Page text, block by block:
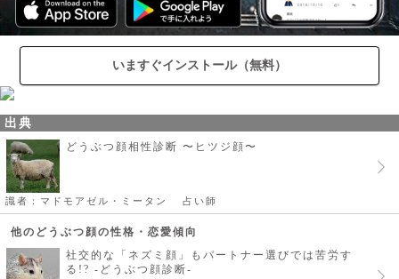
いますぐインストール（無料）
出典
どうぶつ顔相性診断 〜ヒツジ顔〜
識者：マドモアゼル・ミータン 占い師
他のどうぶつ顔の性格・恋愛傾向
社交的な「ネズミ顔」もパートナー選びでは苦労す
る!? -どうぶつ顔診断-